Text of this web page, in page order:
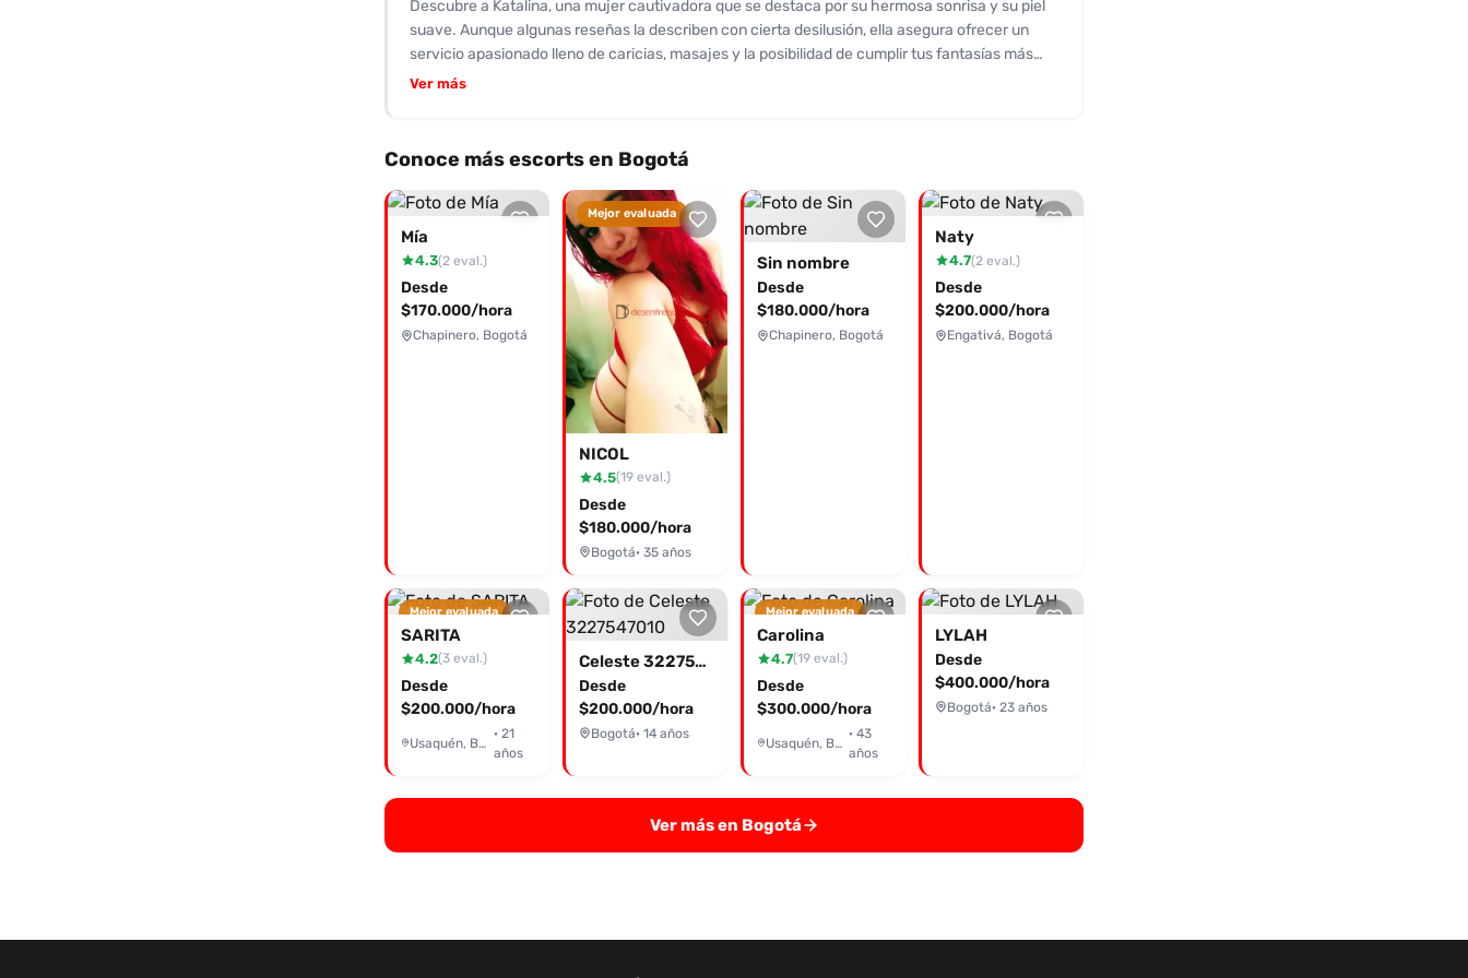
Descubre a Katalina, una mujer cautivadora que se destaca por su hermosa sonrisa y su piel
suave. Aunque algunas reseñas la describen con cierta desilusión, ella asegura ofrecer un
servicio apasionado lleno de caricias, masajes y la posibilidad de cumplir tus fantasías más
secretas. Sus clientes la han calificado como educada y honesta, aunque han referido que su
y seguro. Si deseas escapar de la rutina y vivir una aventura inolvidable, Katalina está lista
para conocerte. No dudes en contactarla para más información y prepárate para vivir un
momento que prometen ser especial, aunque con advertencias. ¡Atrévete a vivir la
experiencia con Katalina hoy mismo!
Ver más
Conoce más escorts en Bogotá
Mía
4.3(2 eval.)
Desde
$170.000/hora
Chapinero, Bogotá
Mejor evaluada
NICOL
4.5(19 eval.)
Desde
$180.000/hora
Bogotá· 35 años
Sin nombre
Desde
$180.000/hora
Chapinero, Bogotá
Naty
4.7(2 eval.)
Desde
$200.000/hora
Engativá, Bogotá
Mejor evaluada
SARITA
4.2(3 eval.)
Desde
$200.000/hora
Usaquén, Bogotá
· 21
años
Celeste 3227547010
Desde
$200.000/hora
Bogotá· 14 años
Mejor evaluada
Carolina
4.7(19 eval.)
Desde
$300.000/hora
Usaquén, Bogotá
· 43
años
LYLAH
Desde
$400.000/hora
Bogotá· 23 años
Ver más en Bogotá